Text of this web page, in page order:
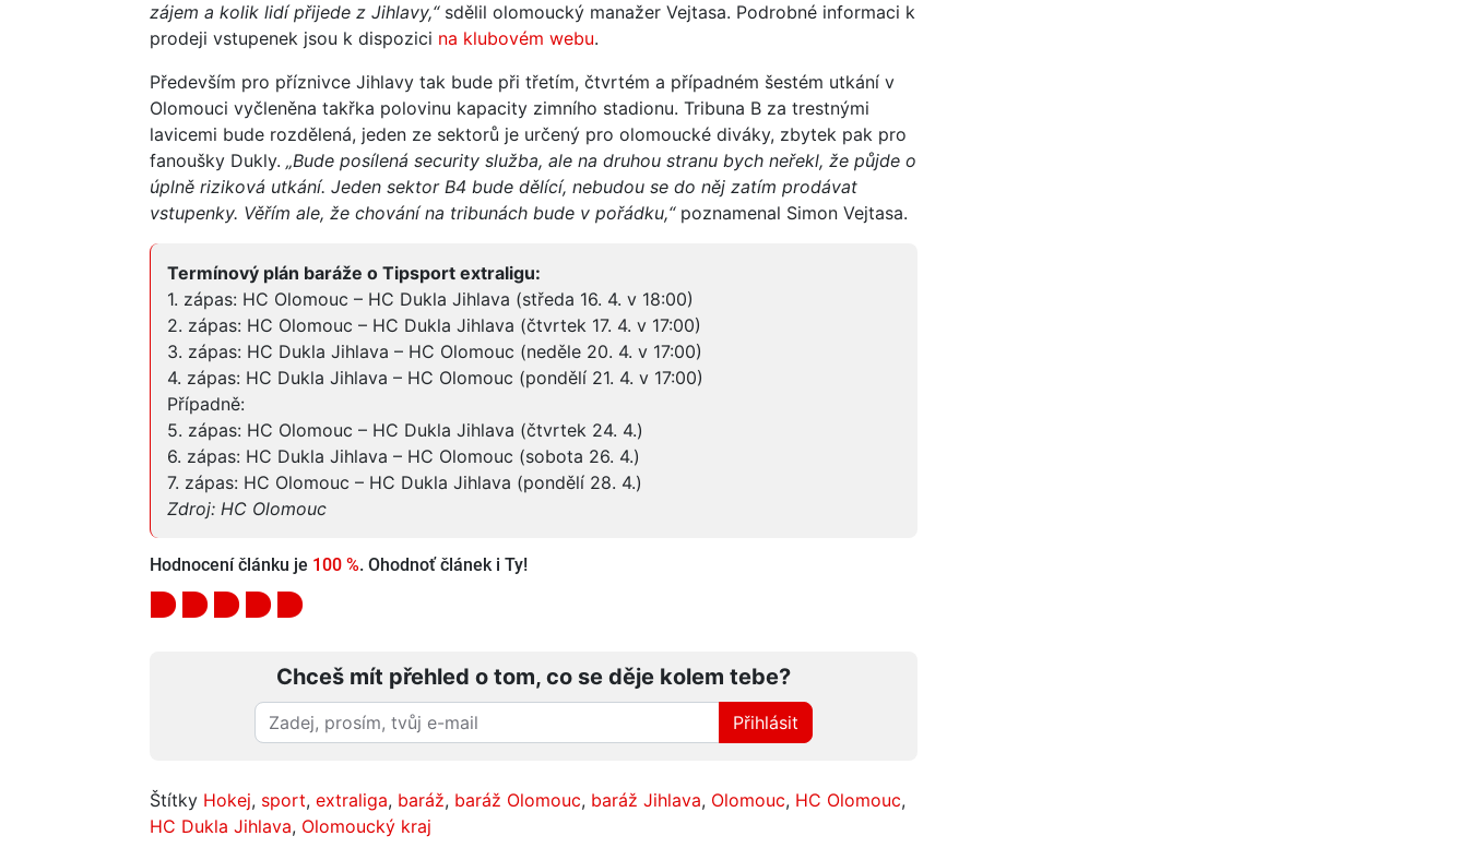
zájem a kolik lidí přijede z Jihlavy,“ sdělil olomoucký manažer Vejtasa. Podrobné informaci k
prodeji vstupenek jsou k dispozici na klubovém webu.
Především pro příznivce Jihlavy tak bude při třetím, čtvrtém a případném šestém utkání v
Olomouci vyčleněna takřka polovinu kapacity zimního stadionu. Tribuna B za trestnými
lavicemi bude rozdělená, jeden ze sektorů je určený pro olomoucké diváky, zbytek pak pro
fanoušky Dukly. „Bude posílená security služba, ale na druhou stranu bych neřekl, že půjde o
úplně riziková utkání. Jeden sektor B4 bude dělící, nebudou se do něj zatím prodávat
vstupenky. Věřím ale, že chování na tribunách bude v pořádku,“poznamenal Simon Vejtasa.
Termínový plán baráže o Tipsport extraligu:
1. zápas: HC Olomouc – HC Dukla Jihlava (středa 16. 4. v 18:00)
2. zápas: HC Olomouc – HC Dukla Jihlava (čtvrtek 17. 4. v 17:00)
3. zápas: HC Dukla Jihlava – HC Olomouc (neděle 20. 4. v 17:00)
4. zápas: HC Dukla Jihlava – HC Olomouc (pondělí 21. 4. v 17:00)
Případně:
5. zápas: HC Olomouc – HC Dukla Jihlava (čtvrtek 24. 4.)
6. zápas: HC Dukla Jihlava – HC Olomouc (sobota 26. 4.)
7. zápas: HC Olomouc – HC Dukla Jihlava (pondělí 28. 4.)
Zdroj: HC Olomouc
Hodnocení článku je 100 %. Ohodnoť článek i Ty!
Chceš mít přehled o tom, co se děje kolem tebe?
Přihlásit
Štítky Hokej, sport, extraliga, baráž, baráž Olomouc, baráž Jihlava, Olomouc, HC Olomouc,
HC Dukla Jihlava, Olomoucký kraj